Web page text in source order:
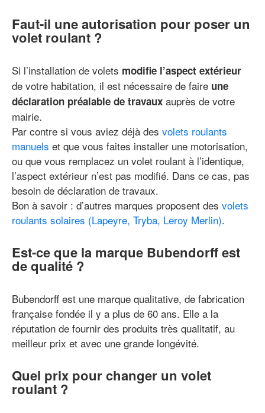
Faut-il une autorisation pour poser un
volet roulant ?
Si l’installation de volets modifie l’aspect extérieur
de votre habitation, il est nécessaire de faire une
déclaration préalable de travaux auprès de votre
mairie.
Par contre si vous aviez déjà des volets roulants
manuels et que vous faites installer une motorisation,
ou que vous remplacez un volet roulant à l’identique,
l’aspect extérieur n’est pas modifié. Dans ce cas, pas
besoin de déclaration de travaux.
Bon à savoir : d’autres marques proposent des volets
roulants solaires (Lapeyre, Tryba, Leroy Merlin).
Est-ce que la marque Bubendorff est
de qualité ?
Bubendorff est une marque qualitative, de fabrication
française fondée il y a plus de 60 ans. Elle a la
réputation de fournir des produits très qualitatif, au
meilleur prix et avec une grande longévité.
Quel prix pour changer un volet
roulant ?